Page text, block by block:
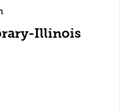
Illinois